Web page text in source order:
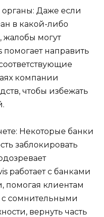
Даже если
в какой-либо
жалобы могут
помогает направить
компании
чтобы избежать
Некоторые банки
заблокировать
работает с банками
помогая клиентам
с сомнительными
вернуть часть